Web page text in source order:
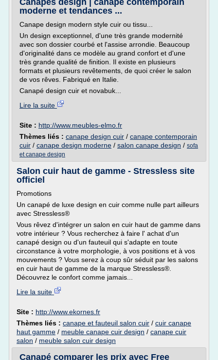
Canapés design | canapé contemporain
moderne et tendances ...
Canape design modern style cuir ou tissu...
Un design exceptionnel, d'une très grande modernité
avec son dossier courbé et l'assise arrondie. Beaucoup
d'originalité dans ce modèle au grand confort et d'une
très grande qualité de finition. Il existe en plusieurs
formats et plusieurs revêtements, de quoi créer le salon
de vos rêves. Fabriqué en Italie.
Canapé design cuir et novabuk...
Lire la suite
Site : http://www.meubles-elmo.fr
Thèmes liés : canape design cuir / canape contemporain
cuir / canape design moderne / salon canape design / sofa
et canape design
Salon cuir haut de gamme - Stressless site
officiel
Promotions
Un canapé de luxe design en cuir comme nulle part ailleurs
avec Stressless®
Vous rêvez d'intégrer un salon en cuir haut de gamme dans
votre intérieur ? Vous recherchez à faire l' achat d'un
canapé design ou d'un fauteuil qui s'adapte en toute
circonstance à votre morphologie, à vos positions et à vos
mouvements ? Vous serez à coup sûr séduit par les salons
en cuir haut de gamme de la marque Stressless®.
Découvrez le confort comme jamais...
Lire la suite
Site : http://www.ekornes.fr
Thèmes liés : canape et fauteuil salon cuir / cuir canape
haut gamme / meuble canape cuir design / canape cuir
salon / meuble salon cuir design
Canapé comparer les prix avec Free